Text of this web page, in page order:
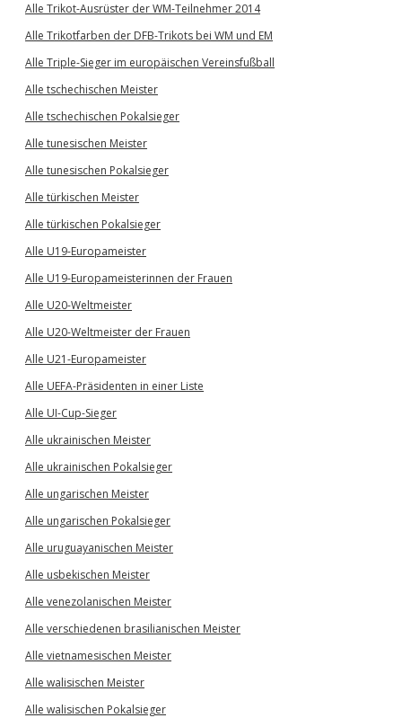
Alle Trikot-Ausrüster der WM-Teilnehmer 2014
Alle Trikotfarben der DFB-Trikots bei WM und EM
Alle Triple-Sieger im europäischen Vereinsfußball
Alle tschechischen Meister
Alle tschechischen Pokalsieger
Alle tunesischen Meister
Alle tunesischen Pokalsieger
Alle türkischen Meister
Alle türkischen Pokalsieger
Alle U19-Europameister
Alle U19-Europameisterinnen der Frauen
Alle U20-Weltmeister
Alle U20-Weltmeister der Frauen
Alle U21-Europameister
Alle UEFA-Präsidenten in einer Liste
Alle UI-Cup-Sieger
Alle ukrainischen Meister
Alle ukrainischen Pokalsieger
Alle ungarischen Meister
Alle ungarischen Pokalsieger
Alle uruguayanischen Meister
Alle usbekischen Meister
Alle venezolanischen Meister
Alle verschiedenen brasilianischen Meister
Alle vietnamesischen Meister
Alle walisischen Meister
Alle walisischen Pokalsieger